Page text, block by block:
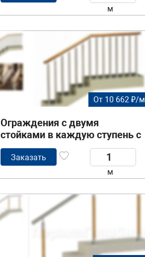
м
От 10 662 ₽/м
Ограждения с двумя
стойками в каждую ступень с
деревянным поручнем и без
ригелей
Заказать
м